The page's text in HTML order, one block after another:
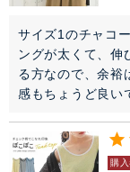
サイズ1のチャコ
ングが太くて、伸
る方なので、余裕
感もちょうど良い
購